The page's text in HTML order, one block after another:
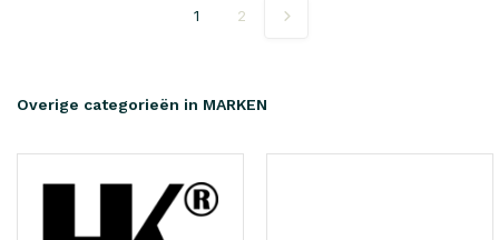
1 2
Overige categorieën in MARKEN